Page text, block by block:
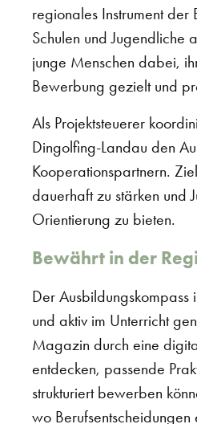
regionales Instrument der
Schulen und Jugendliche
junge Menschen dabei,
Bewerbung gezielt und
Als Projektsteuerer
Dingolfing-Landau den
Kooperationspartnern.
dauerhaft zu stärken und
Orientierung zu bieten.
Bewährt in der
Der
und aktiv im Unterricht
Magazin durch eine
entdecken, passende
strukturiert bewerben
wo Berufsentscheidungen